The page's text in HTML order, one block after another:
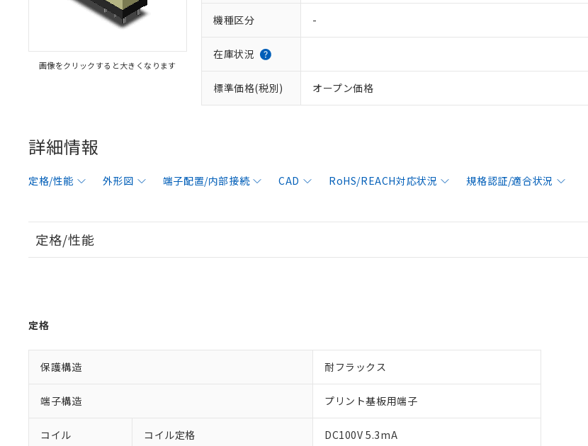
画像をクリックすると大きくなります
機種区分 -
在庫状況
標準価格(税別) オープン価格
詳細情報
定格/性能 外形図 端子配置/内部接続 CAD RoHS/REACH対応状況 規格認証/適合状況
定格/性能
定格
保護構造 耐フラックス
端子構造 プリント基板用端子
コイル コイル定格 DC100V 5.3mA